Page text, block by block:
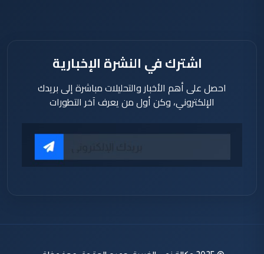
اشترك في النشرة الإخبارية
احصل على أهم الأخبار والتحليلات مباشرة إلى بريدك
الإلكتروني، وكن أول من يعرف آخر التطورات